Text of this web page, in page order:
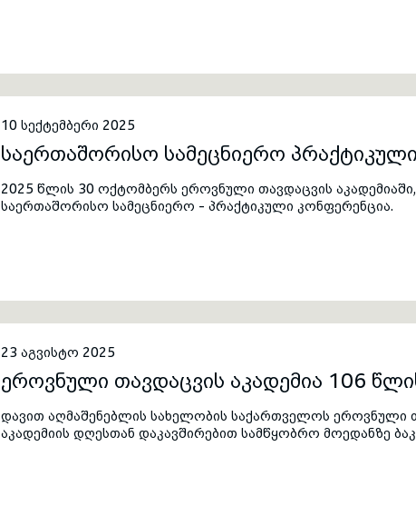
10 სექტემბერი 2025
საერთაშორისო სამეცნიერო
2025 წლის 30 ოქტომბერს ეროვნული თავდაცვის
საერთაშორისო სამეცნიერო - პრაქტიკული კონფერენცია.
23 აგვისტო 2025
ეროვნული თავდაცვის აკადემია 106
დავით აღმაშენებლის სახელობის საქართველოს ეროვნული
აკადემიის დღესთან დაკავშირებით სამწყობრო მოედანზე